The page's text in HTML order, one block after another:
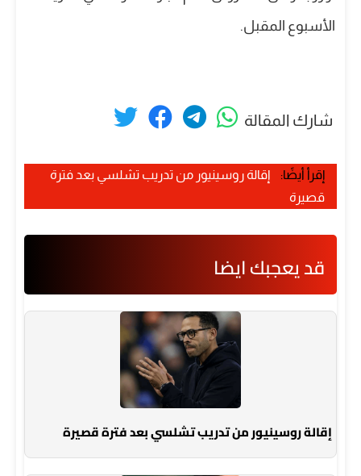
الأسبوع المقبل.
شارك المقالة
إقرأ أيضًا:
إقالة روسينيور من تدريب تشلسي بعد فترة
قصيرة
قد يعجبك ايضا
إقالة روسينيور من تدريب تشلسي بعد فترة قصيرة